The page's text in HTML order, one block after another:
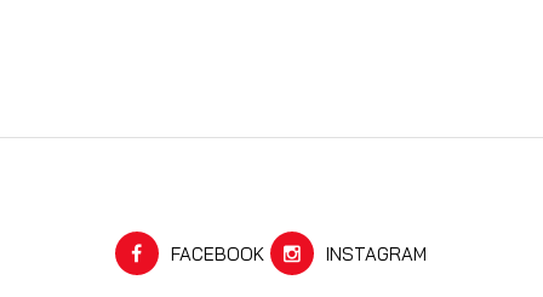
FACEBOOK INSTAGRAM